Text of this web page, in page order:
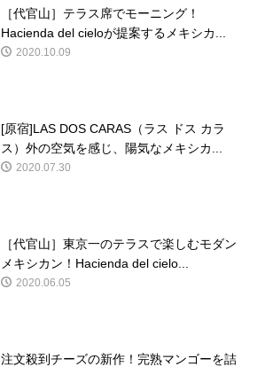
［代官山］テラス席でモーニング！
Hacienda del cieloが提案するメキシカ...
2020.10.09
[原宿]LAS DOS CARAS（ラス ドス カラ
ス）外の空気を感じ、陽気なメキシカ...
2020.07.30
［代官山］東京一のテラスで楽しむモダン
メキシカン！Hacienda del cielo...
2020.06.05
注文殺到チーズの新作！完熟マンゴーを詰